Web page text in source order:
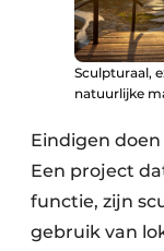
Sculpturaal,
natuurlijke
Eindigen
Een project
functie, zijn
gebruik van